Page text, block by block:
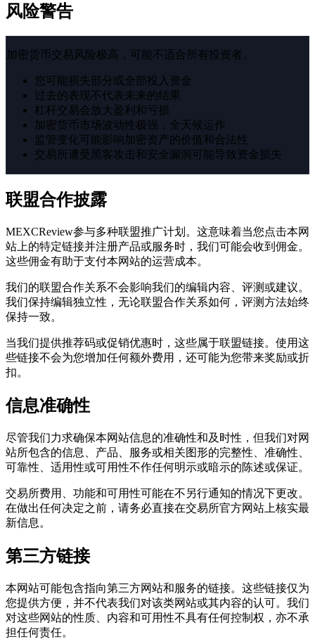
风险警告
加密货币交易风险极高，可能不适合所有投资者。
您可能损失部分或全部投入资金
过去的表现不代表未来的结果
杠杆交易会放大盈利和亏损
加密货币市场波动性极强，全天候运作
监管变化可能影响加密资产的价值和合法性
交易所遭受黑客攻击和安全漏洞可能导致资金损失
联盟合作披露
MEXCReview参与多种联盟推广计划。这意味着当您点击本网
站上的特定链接并注册产品或服务时，我们可能会收到佣金。
这些佣金有助于支付本网站的运营成本。
我们的联盟合作关系不会影响我们的编辑内容、评测或建议。
我们保持编辑独立性，无论联盟合作关系如何，评测方法始终
保持一致。
当我们提供推荐码或促销优惠时，这些属于联盟链接。使用这
些链接不会为您增加任何额外费用，还可能为您带来奖励或折
扣。
信息准确性
尽管我们力求确保本网站信息的准确性和及时性，但我们对网
站所包含的信息、产品、服务或相关图形的完整性、准确性、
可靠性、适用性或可用性不作任何明示或暗示的陈述或保证。
交易所费用、功能和可用性可能在不另行通知的情况下更改。
在做出任何决定之前，请务必直接在交易所官方网站上核实最
新信息。
第三方链接
本网站可能包含指向第三方网站和服务的链接。这些链接仅为
您提供方便，并不代表我们对该类网站或其内容的认可。我们
对这些网站的性质、内容和可用性不具有任何控制权，亦不承
担任何责任。